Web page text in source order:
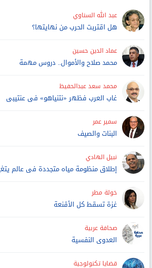
عبد الله السناوي
هل اقتربت الحرب من نهايتها؟
عماد الدين حسين
محمد صلاح والأموال.. دروس مهمة
محمد سعد عبدالحفيظ
غاب العرب فظهر «نتنياهو» فى عنتيبى
سمير عمر
البنات والصيف
نبيل الهادي
إطلاق منظومة مياه متجددة فى عالم
خولة مطر
غزة تسقط كل الأقنعة
صحافة عربية
العدوى النفسية
قضايا تكنولوجية